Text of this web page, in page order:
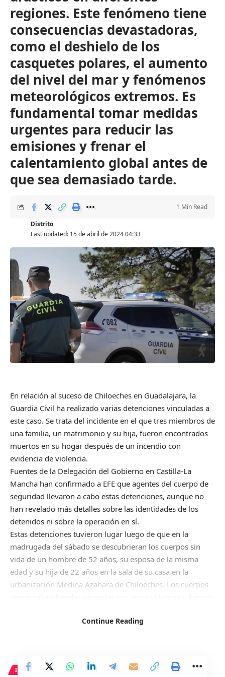
regiones. Este fenómeno tiene
consecuencias devastadoras,
como el deshielo de los
casquetes polares, el aumento
del nivel del mar y fenómenos
meteorológicos extremos. Es
fundamental tomar medidas
urgentes para reducir las
emisiones y frenar el
calentamiento global antes de
que sea demasiado tarde.
Last updated: 15 de abril de 2024 04:33
Distrito
1 Min Read
En relación al suceso de Chiloeches en Guadalajara, la
Guardia Civil ha realizado varias detenciones vinculadas a
este caso. Se trata del incidente en el que tres miembros de
una familia, un matrimonio y su hija, fueron encontrados
muertos en su hogar después de un incendio con
evidencia de violencia.
Fuentes de la Delegación del Gobierno en Castilla-La
Mancha han confirmado a EFE que agentes del cuerpo de
seguridad llevaron a cabo estas detenciones, aunque no
han revelado más detalles sobre las identidades de los
detenidos ni sobre la operación en sí.
Estas detenciones tuvieron lugar luego de que en la
madrugada del sábado se descubrieran los cuerpos sin
vida de un hombre de 52 años, su esposa de la misma
edad y su hija de 22 años en la sala de su casa en la
urbanización Medina Azahara de Chiloeches. Los cuerpos
Henares al apagar el incendio que se había iniciado en la
Continue Reading
INTERNACIONAL